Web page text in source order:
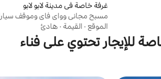
غرفة خاصة في مدينة لابو لابو
مسبح مجاني وواي فاي وموقف
مثالي للعائلة
الموقع · القيمة · هادئ
للإيجار تحتوي على فناء